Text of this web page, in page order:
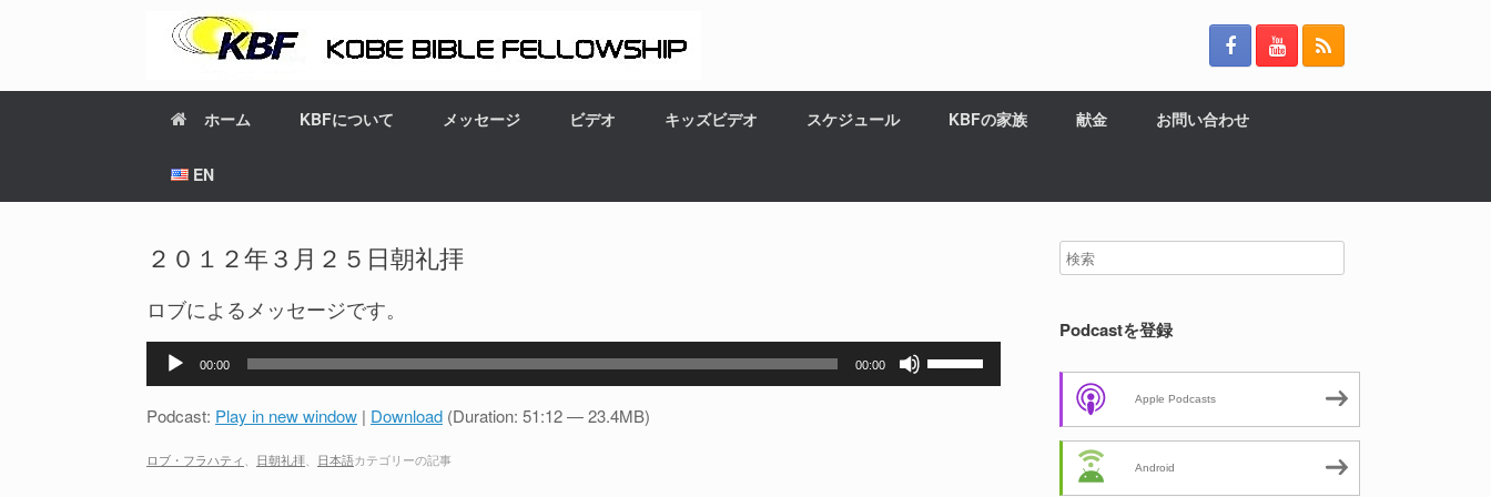
ホーム KBFについて メッセージ ビデオ キッズビデオ スケジュール KBFの家族 献金 お問い合わせ
EN
２０１２年３月２５日朝礼拝
ロブによるメッセージです。
プ
ー
00:00 00:00
Podcast: Play in new window | Download (Duration: 51:12 — 23.4MB)
ロブ・フラハティ 日朝礼拝 日本語カテゴリーの記事
Podcastを登録
Apple Podcasts
Android